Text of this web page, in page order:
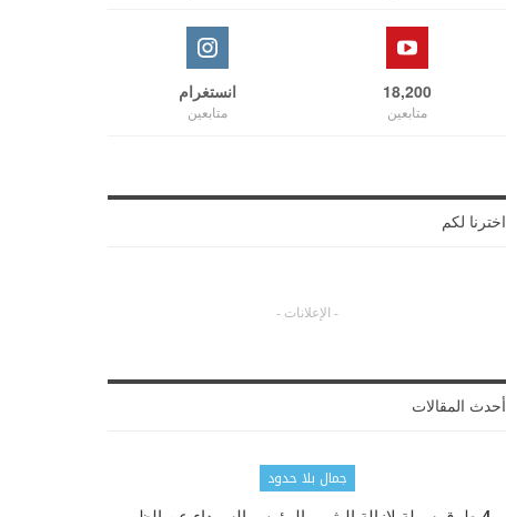
18,200
متابعين
انستغرام
متابعين
اخترنا لكم
- الإعلانات -
أحدث المقالات
جمال بلا حدود